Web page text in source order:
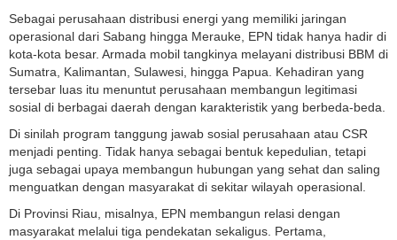
Sebagai perusahaan distribusi energi yang memiliki jaringan
operasional dari Sabang hingga Merauke, EPN tidak hanya hadir di
kota-kota besar. Armada mobil tangkinya melayani distribusi BBM di
Sumatra, Kalimantan, Sulawesi, hingga Papua. Kehadiran yang
tersebar luas itu menuntut perusahaan membangun legitimasi
sosial di berbagai daerah dengan karakteristik yang berbeda-beda.
Di sinilah program tanggung jawab sosial perusahaan atau CSR
menjadi penting. Tidak hanya sebagai bentuk kepedulian, tetapi
juga sebagai upaya membangun hubungan yang sehat dan saling
menguatkan dengan masyarakat di sekitar wilayah operasional.
Di Provinsi Riau, misalnya, EPN membangun relasi dengan
masyarakat melalui tiga pendekatan sekaligus. Pertama,